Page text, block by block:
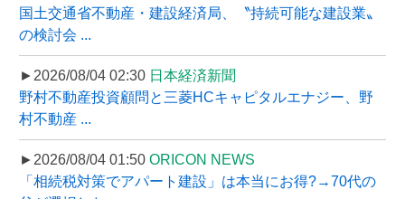
国土交通省不動産・建設経済局、〝持続可能な建設業〟
の検討会 ...
►2026/08/04 02:30 日本経済新聞
野村不動産投資顧問と三菱HCキャピタルエナジー、野
村不動産 ...
►2026/08/04 01:50 ORICON NEWS
「相続税対策でアパート建設」は本当にお得?→70代の